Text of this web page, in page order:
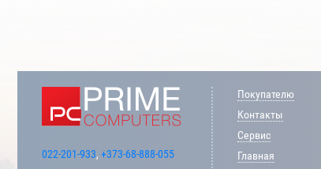
022-201-933, +373-68-888-055
Покупателю
Контакты
Сервис
Главная